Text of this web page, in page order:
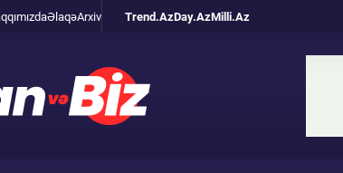
ƏlaqəArxiv Trend.AzDay.AzMilli.Az